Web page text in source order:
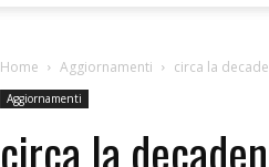
Home Aggiornamenti circa la
Aggiornamenti
circa la